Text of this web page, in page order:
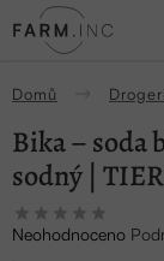
na
Domů
Bika – soda
sodný |
Průměrné
hodnocení
Neohodnoceno